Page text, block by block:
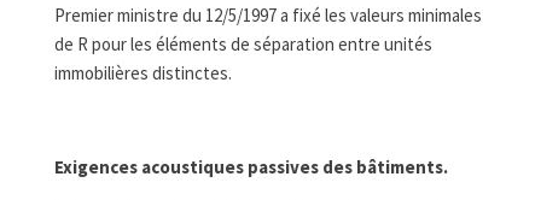
Premier ministre du 12/5/1997 a fixé les valeurs minimales
de R pour les éléments de séparation entre unités
immobilières distinctes.
Exigences acoustiques passives des bâtiments.